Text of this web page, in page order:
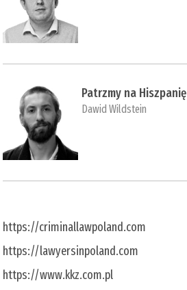
Patrzmy na Hiszpanię
Dawid Wildstein
https://criminallawpoland.com
https://lawyersinpoland.com
https://www.kkz.com.pl